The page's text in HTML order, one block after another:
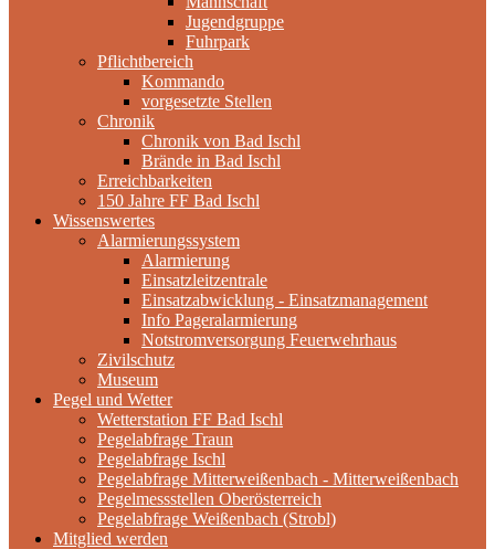
Jugendgruppe
Fuhrpark
Pflichtbereich
Kommando
vorgesetzte Stellen
Chronik
Chronik von Bad Ischl
Brände in Bad Ischl
Erreichbarkeiten
150 Jahre FF Bad Ischl
Wissenswertes
Alarmierungssystem
Alarmierung
Einsatzleitzentrale
Einsatzabwicklung - Einsatzmanagement
Info Pageralarmierung
Notstromversorgung Feuerwehrhaus
Zivilschutz
Museum
Pegel und Wetter
Wetterstation FF Bad Ischl
Pegelabfrage Traun
Pegelabfrage Ischl
Pegelabfrage Mitterweißenbach - Mitterweißenbach
Pegelmessstellen Oberösterreich
Pegelabfrage Weißenbach (Strobl)
Mitglied werden